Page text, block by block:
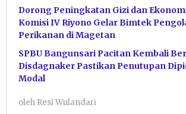
Dorong Peningkatan Gizi dan
Komisi IV Riyono Gelar Bimtek
Perikanan di Magetan
SPBU Bangunsari Pacitan Kembali
Disdagnaker Pastikan Penutupan
Modal
oleh Resi Wulandari